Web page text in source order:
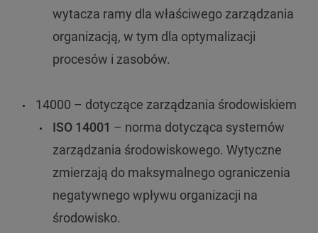
wytacza ramy dla właściwego zarządzania
organizacją, w tym dla optymalizacji
procesów i zasobów.
14000 – dotyczące zarządzania środowiskiem
ISO 14001 – norma dotycząca systemów
zarządzania środowiskowego. Wytyczne
zmierzają do maksymalnego ograniczenia
negatywnego wpływu organizacji na
środowisko.